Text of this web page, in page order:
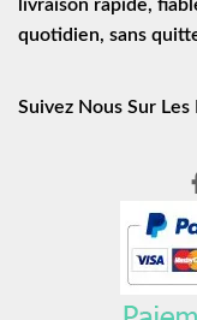
livraison rapide,
quotidien, sans
Suivez Nous Sur Les